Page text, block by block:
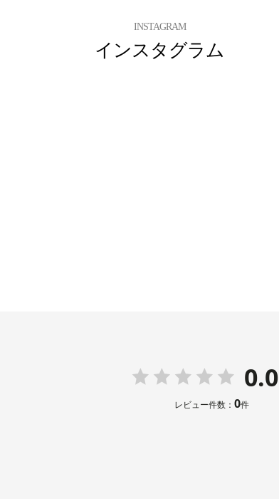
INSTAGRAM
インスタグラム
0.0
レビュー件数： 0件